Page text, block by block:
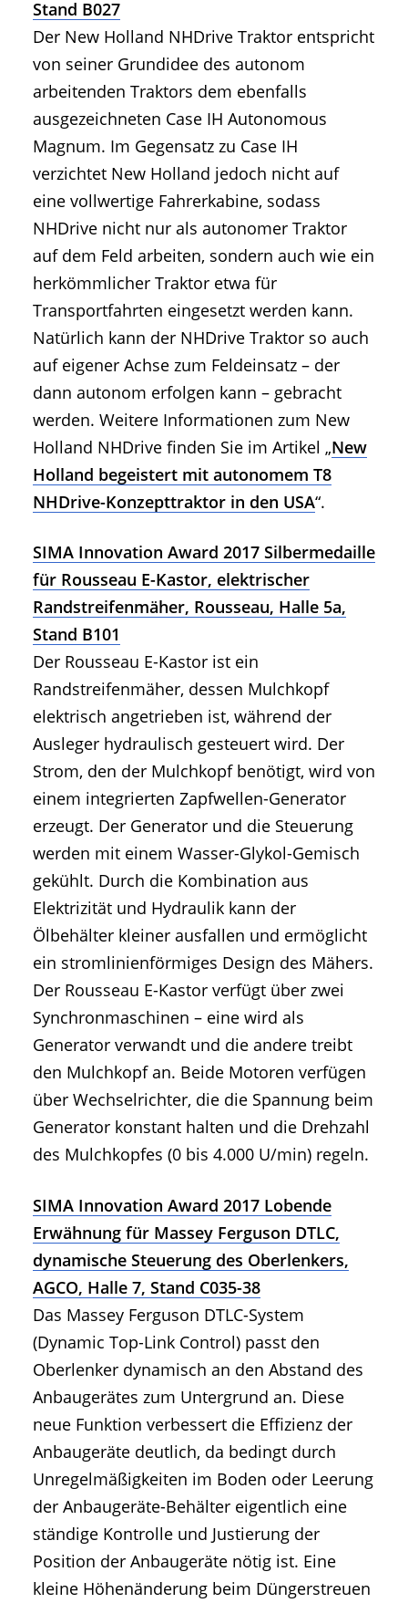
Stand B027
Der New Holland NHDrive Traktor entspricht
von seiner Grundidee des autonom
arbeitenden Traktors dem ebenfalls
ausgezeichneten Case IH Autonomous
Magnum. Im Gegensatz zu Case IH
verzichtet New Holland jedoch nicht auf
eine vollwertige Fahrerkabine, sodass
NHDrive nicht nur als autonomer Traktor
auf dem Feld arbeiten, sondern auch wie ein
herkömmlicher Traktor etwa für
Transportfahrten eingesetzt werden kann.
Natürlich kann der NHDrive Traktor so auch
auf eigener Achse zum Feldeinsatz – der
dann autonom erfolgen kann – gebracht
werden. Weitere Informationen zum New
Holland NHDrive finden Sie im Artikel „New
Holland begeistert mit autonomem T8
NHDrive-Konzepttraktor in den USA“.
SIMA Innovation Award 2017 Silbermedaille
für Rousseau E-Kastor, elektrischer
Randstreifenmäher, Rousseau, Halle 5a,
Stand B101
Der Rousseau E-Kastor ist ein
Randstreifenmäher, dessen Mulchkopf
elektrisch angetrieben ist, während der
Ausleger hydraulisch gesteuert wird. Der
Strom, den der Mulchkopf benötigt, wird von
einem integrierten Zapfwellen-Generator
erzeugt. Der Generator und die Steuerung
werden mit einem Wasser-Glykol-Gemisch
gekühlt. Durch die Kombination aus
Elektrizität und Hydraulik kann der
Ölbehälter kleiner ausfallen und ermöglicht
ein stromlinienförmiges Design des Mähers.
Der Rousseau E-Kastor verfügt über zwei
Synchronmaschinen – eine wird als
Generator verwandt und die andere treibt
den Mulchkopf an. Beide Motoren verfügen
über Wechselrichter, die die Spannung beim
Generator konstant halten und die Drehzahl
des Mulchkopfes (0 bis 4.000 U/min) regeln.
SIMA Innovation Award 2017 Lobende
Erwähnung für Massey Ferguson DTLC,
dynamische Steuerung des Oberlenkers,
AGCO, Halle 7, Stand C035-38
Das Massey Ferguson DTLC-System
(Dynamic Top-Link Control) passt den
Oberlenker dynamisch an den Abstand des
Anbaugerätes zum Untergrund an. Diese
neue Funktion verbessert die Effizienz der
Anbaugeräte deutlich, da bedingt durch
Unregelmäßigkeiten im Boden oder Leerung
der Anbaugeräte-Behälter eigentlich eine
ständige Kontrolle und Justierung der
Position der Anbaugeräte nötig ist. Eine
kleine Höhenänderung beim Düngerstreuen